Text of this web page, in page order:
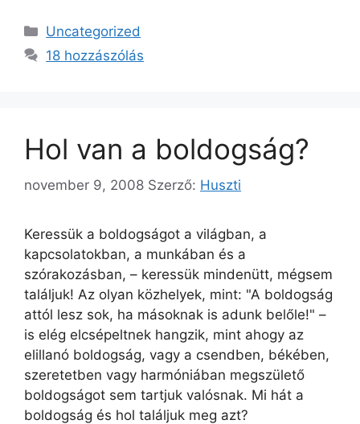
Kategória
Uncategorized
18 hozzászólás
Hol van a boldogság?
november 9, 2008 Szerző: Huszti
Keressük a boldogságot a világban, a
kapcsolatokban, a munkában és a
szórakozásban, – keressük mindenütt, mégsem
találjuk! Az olyan közhelyek, mint: "A boldogság
attól lesz sok, ha másoknak is adunk belőle!" –
is elég elcsépeltnek hangzik, mint ahogy az
elillanó boldogság, vagy a csendben, békében,
szeretetben vagy harmóniában megszülető
boldogságot sem tartjuk valósnak. Mi hát a
boldogság és hol találjuk meg azt?